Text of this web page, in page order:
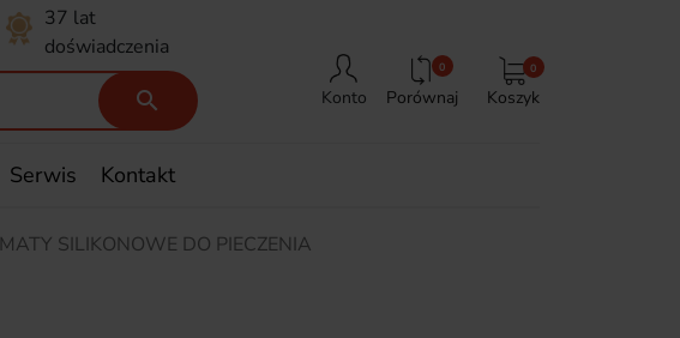
37 lat
doświadczenia
 Konto
0
Porównaj Koszyk
0
Serwis Kontakt
MATY SILIKONOWE DO PIECZENIA